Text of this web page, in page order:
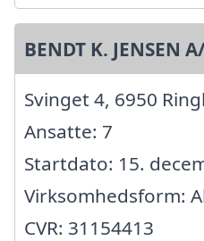
BENDT K. JENSEN
Svinget 4, 6950
Ansatte: 7
Startdato: 15.
Virksomhedsform:
CVR: 31154413